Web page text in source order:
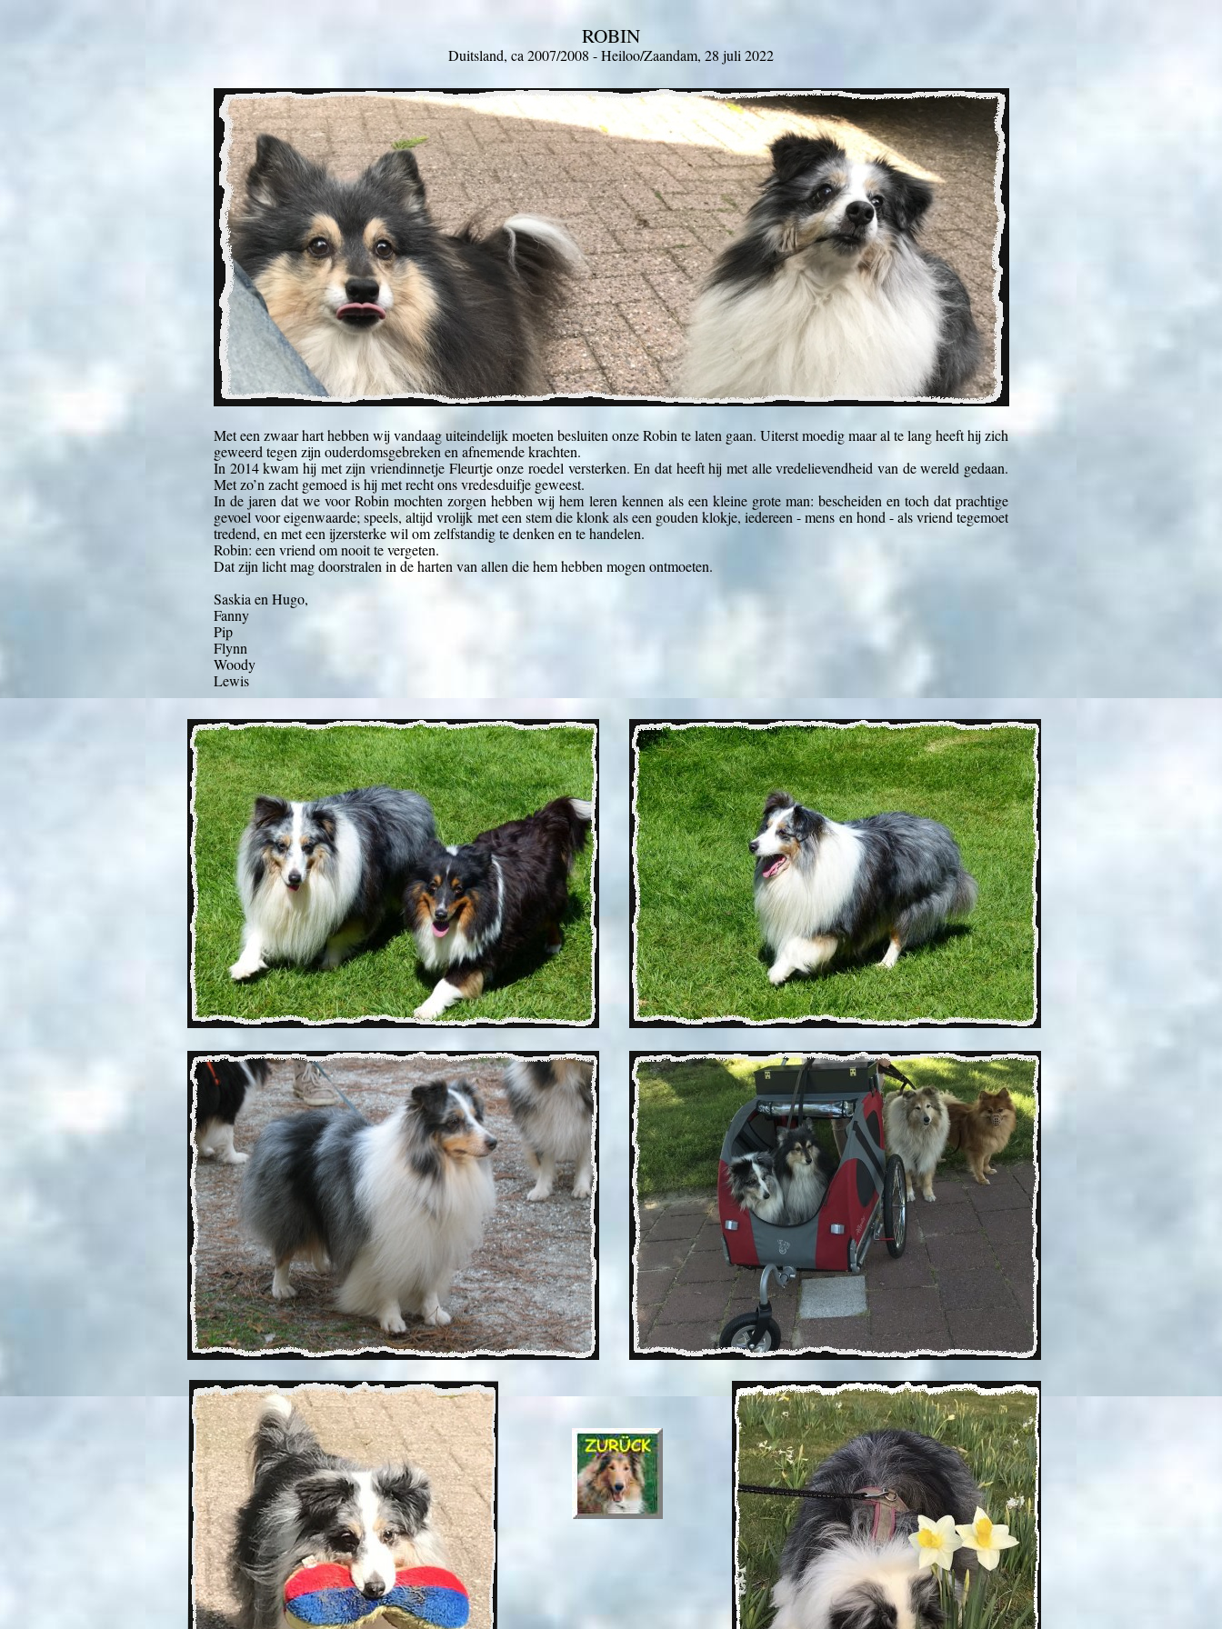
Met een zwaar hart hebben wij vandaag uiteindelijk moeten besluiten onze Robin te laten gaan. Uiterst moedig maar al te lang heeft hij zich
geweerd tegen zijn ouderdomsgebreken en afnemende krachten.
In 2014 kwam hij met zijn vriendinnetje Fleurtje onze roedel versterken. En dat heeft hij met alle vredelievendheid van de wereld gedaan.
Met zo’n zacht gemoed is hij met recht ons vredesduifje geweest.
In de jaren dat we voor Robin mochten zorgen hebben wij hem leren kennen als een kleine grote man: bescheiden en toch dat prachtige
gevoel voor eigenwaarde; speels, altijd vrolijk met een stem die klonk als een gouden klokje, iedereen -mens en hond -als vriend tegemoet
tredend, en met een ijzersterke wil om zelfstandig te denken en te handelen.
Robin: een vriend om nooit te vergeten.
Dat zijn licht mag doorstralen in de harten van allen die hem hebben mogen ontmoeten.
Saskia en Hugo,
Fanny
Pip
Flynn
Woody
Lewis
ROBIN
Duitsland, ca 2007/2008 -Heiloo/Zaandam, 28 juli 2022